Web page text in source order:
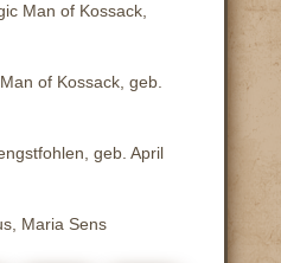
Man of Kossack,
of Kossack, geb.
geb. April
Maria Sens